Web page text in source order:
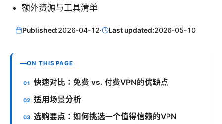
额外资源与工具清单
Published:2026-04-12· Last updated:2026-05-10
ON THIS PAGE
快速对比：免费 vs. 付费VPN的优缺点
适用场景分析
选购要点：如何挑选一个值得信赖的VPN